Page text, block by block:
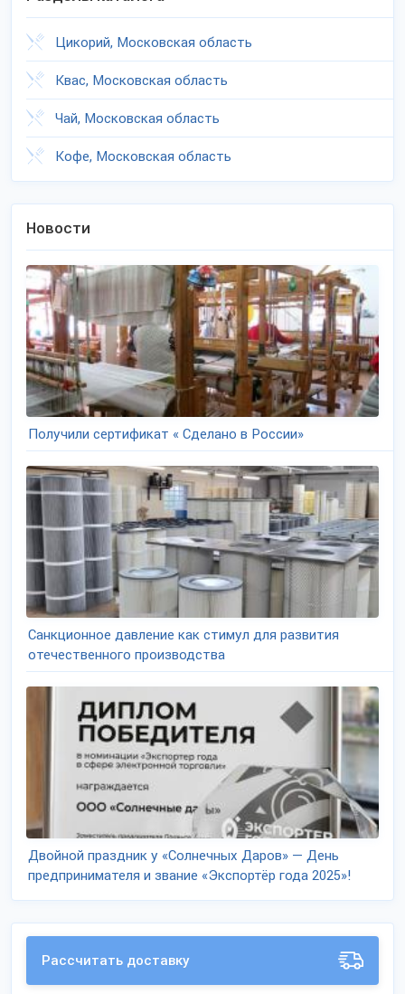
Цикорий, Московская область
Квас, Московская область
Чай, Московская область
Кофе, Московская область
Новости
Получили сертификат « Сделано в России»
Санкционное давление как стимул для развития
отечественного производства
Двойной праздник у «Солнечных Даров» — День
предпринимателя и звание «Экспортёр года 2025»!
Рассчитать доставку